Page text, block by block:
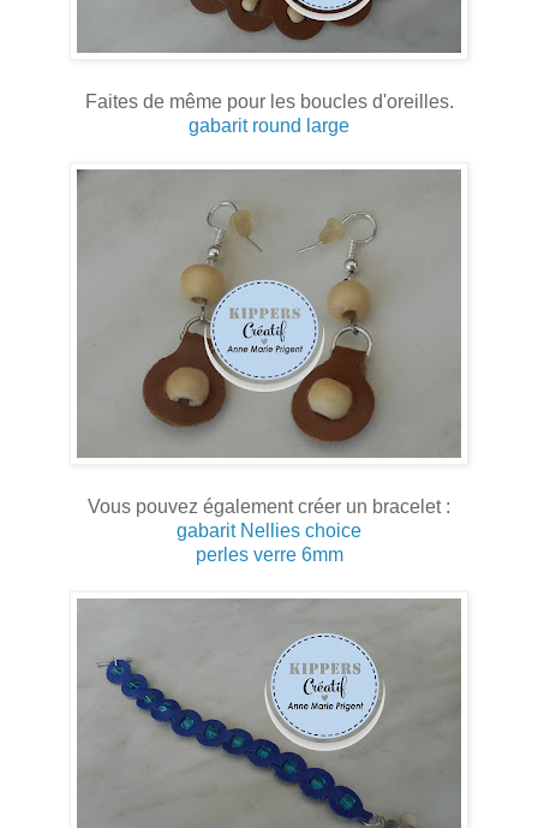
Faites de même pour les boucles d'oreilles.
gabarit round large
Vous pouvez également créer un bracelet :
gabarit Nellies choice
perles verre 6mm